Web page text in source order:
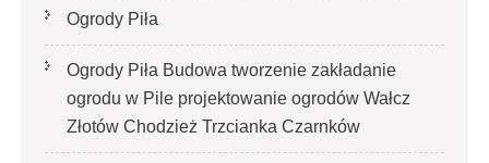
Ogrody Piła
Ogrody Piła Budowa tworzenie zakładanie
ogrodu w Pile projektowanie ogrodów Wałcz
Złotów Chodzież Trzcianka Czarnków